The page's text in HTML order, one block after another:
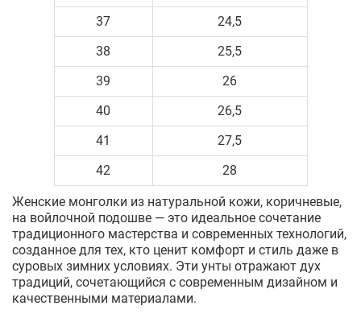
37
24,5
38
25,5
39
26
40
26,5
41
27,5
42
28
Женские монголки из натуральной кожи, коричневые,
на войлочной подошве — это идеальное сочетание
традиционного мастерства и современных технологий,
созданное для тех, кто ценит комфорт и стиль даже в
суровых зимних условиях. Эти унты отражают дух
традиций, сочетающийся с современным дизайном и
качественными материалами.